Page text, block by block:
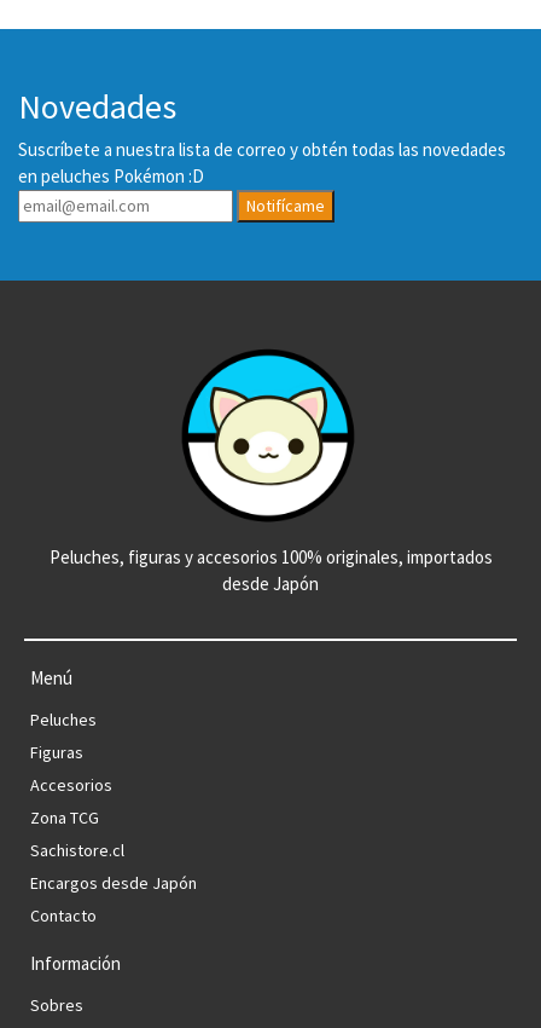
Novedades
Suscríbete a nuestra lista de correo y obtén todas las novedades
en peluches Pokémon :D
Notifícame
Peluches, figuras y accesorios 100% originales, importados
desde Japón
Menú
Peluches
Figuras
Accesorios
Zona TCG
Sachistore.cl
Encargos desde Japón
Contacto
Información
Sobres